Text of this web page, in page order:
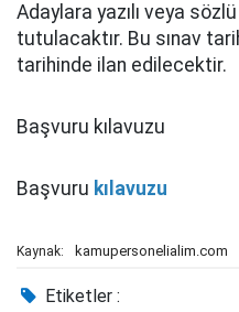
Adaylara yazılı veya
tutulacaktır. Bu sınav
tarihinde ilan edilecektir.
Başvuru kılavuzu
Başvuru kılavuzu
Kaynak: kamupersonelialim.com
Etiketler :